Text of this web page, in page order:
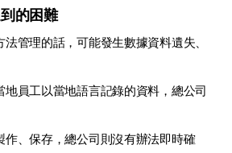
的困難
管理的話，可能發生數據資料遺失、
地員工以當地語言記錄的資料，總公司
作、保存，總公司則沒有辦法即時確